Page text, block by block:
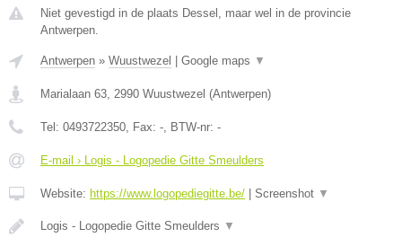
Niet gevestigd in de plaats Dessel, maar wel in de provincie
Antwerpen.
Antwerpen » Wuustwezel Google maps ▼
Marialaan 63 2990 Wuustwezel (Antwerpen)
Tel: 0493722350 , Fax: - , BTW-nr: -
E-mail › Logis - Logopedie Gitte Smeulders
Website: https://www.logopediegitte.be/ Screenshot ▼
Logis - Logopedie Gitte Smeulders ▼